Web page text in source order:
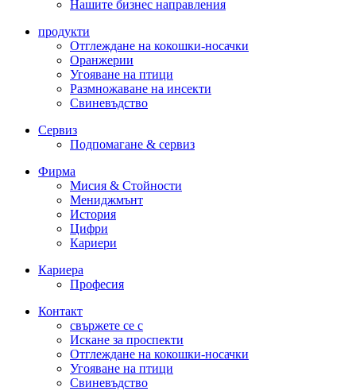
Нашите бизнес направления
продукти
Отглеждане на кокошки-носачки
Оранжерии
Угояване на птици
Размножаване на инсекти
Свиневъдство
Сервиз
Подпомагане & сервиз
Фирма
Мисия & Стойности
Мениджмънт
История
Цифри
Кариери
Кариера
Професия
Контакт
свържете се с
Искане за проспекти
Отглеждане на кокошки-носачки
Угояване на птици
Свиневъдство